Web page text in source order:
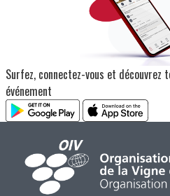
Surfez, connectez-vous et découvrez
événement